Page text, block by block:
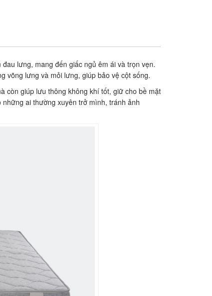
lưng, mang đến giấc ngủ êm ái và trọn vẹn.
võng lưng và mỏi lưng, giúp bảo vệ cột sống.
còn giúp lưu thông không khí tốt, giữ cho bề mặt
ai thường xuyên trở mình, tránh ảnh